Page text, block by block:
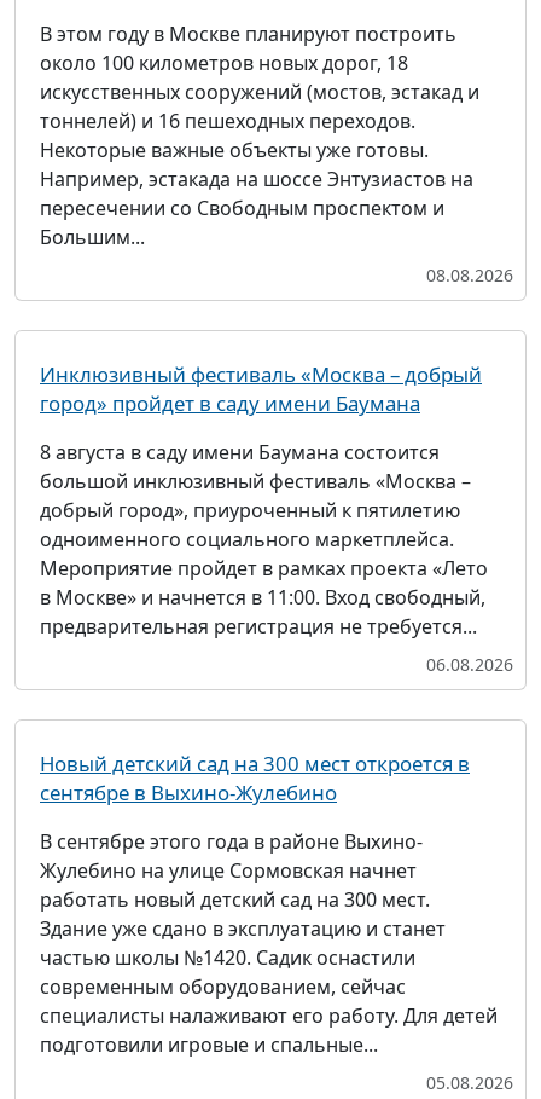
В этом году в Москве планируют построить
около 100 километров новых дорог, 18
искусственных сооружений (мостов, эстакад и
тоннелей) и 16 пешеходных переходов.
Некоторые важные объекты уже готовы.
Например, эстакада на шоссе Энтузиастов на
пересечении со Свободным проспектом и
Большим...
08.08.2026
Инклюзивный фестиваль «Москва – добрый
город» пройдет в саду имени Баумана
8 августа в саду имени Баумана состоится
большой инклюзивный фестиваль «Москва –
добрый город», приуроченный к пятилетию
одноименного социального маркетплейса.
Мероприятие пройдет в рамках проекта «Лето
в Москве» и начнется в 11:00. Вход свободный,
предварительная регистрация не требуется...
06.08.2026
Новый детский сад на 300 мест откроется в
сентябре в Выхино-Жулебино
В сентябре этого года в районе Выхино-
Жулебино на улице Сормовская начнет
работать новый детский сад на 300 мест.
Здание уже сдано в эксплуатацию и станет
частью школы №1420. Садик оснастили
современным оборудованием, сейчас
специалисты налаживают его работу. Для детей
подготовили игровые и спальные...
05.08.2026